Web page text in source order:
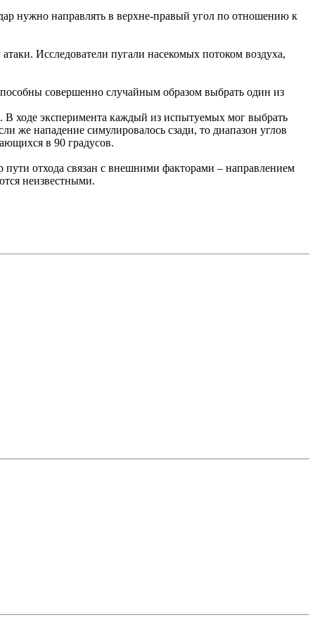
нужно направлять в верхне-правый угол по отношению к
Исследователи пугали насекомых потоком воздуха,
совершенно случайным образом выбрать один из
В ходе эксперимента каждый из испытуемых мог выбрать
же нападение симулировалось сзади, то диапазон углов
в 90 градусов.
пути отхода связан с внешними факторами – направлением
неизвестными.